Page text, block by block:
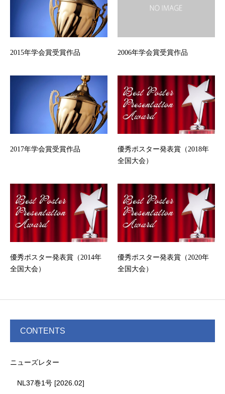
2015年学会賞受賞作品 2006年学会賞受賞作品
2017年学会賞受賞作品
優秀ポスター発表賞（2018年
全国大会）
優秀ポスター発表賞（2014年
全国大会）
優秀ポスター発表賞（2020年
全国大会）
CONTENTS
ニューズレター
NL37巻1号 [2026.02]